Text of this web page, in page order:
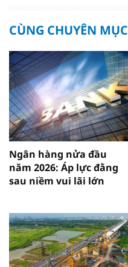
CÙNG CHUYÊN MỤC
Ngân hàng nửa đầu
năm 2026: Áp lực đằng
sau niềm vui lãi lớn